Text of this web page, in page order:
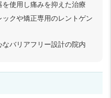
使用し痛みを抑えた治療
クや矯正専用のレントゲン
バリアフリー設計の院内